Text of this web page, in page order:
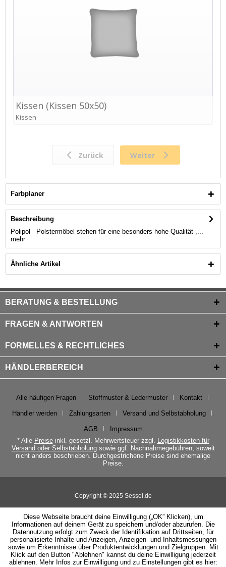
Farbplaner
Beschreibung
Polipol Polstermöbel stehen für eine besonders hohe Qualität ,...
mehr
Ähnliche Artikel
BERATUNG & BESTELLUNG
FRAGEN & ANTWORTEN
FORMELLES & RECHTLICHES
HÄNDLERBEREICH
Alle häufigen Fragen Stoffmuster & Ledermuster Kontakt
Händler werden Zahlungsarten Versand und Selbstabholung
AGB
Impressum
* Alle Preiseinkl. gesetzl. Mehrwertsteuer zzgl. Logistikkosten für
Versand oder Selbstabholungsowie ggf. Nachnahmegebühren, soweit
nicht anders beschrieben. Durchgestrichene Preise sind ehemalige
Preise.
Copyright © 2025 Sessel.de
Diese Webseite braucht deine Einwilligung („OK” Klicken), um
Informationen auf deinem Gerät zu speichern und/oder abzurufen. Die
Datennutzung erfolgt zum Zweck der Identifikation auf Drittseiten, für
personalisierte Inhalte und Anzeigen, Anzeigen- und Inhaltsmessungen
sowie um Erkenntnisse über Produktentwicklungen und Zielgruppen. Mit
Klick auf den Button "Ablehnen" kannst du deine Einwilligung jederzeit
ablehnen. Mehr Infos zur Einwilligung und zu Einstellungen gibt es hier: